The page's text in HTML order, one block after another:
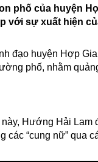
phố của huyện
với sự xuất hiện
đạo huyện Hợp
phố, nhằm
Hướng Hải Lam
các “cung nữ” qua